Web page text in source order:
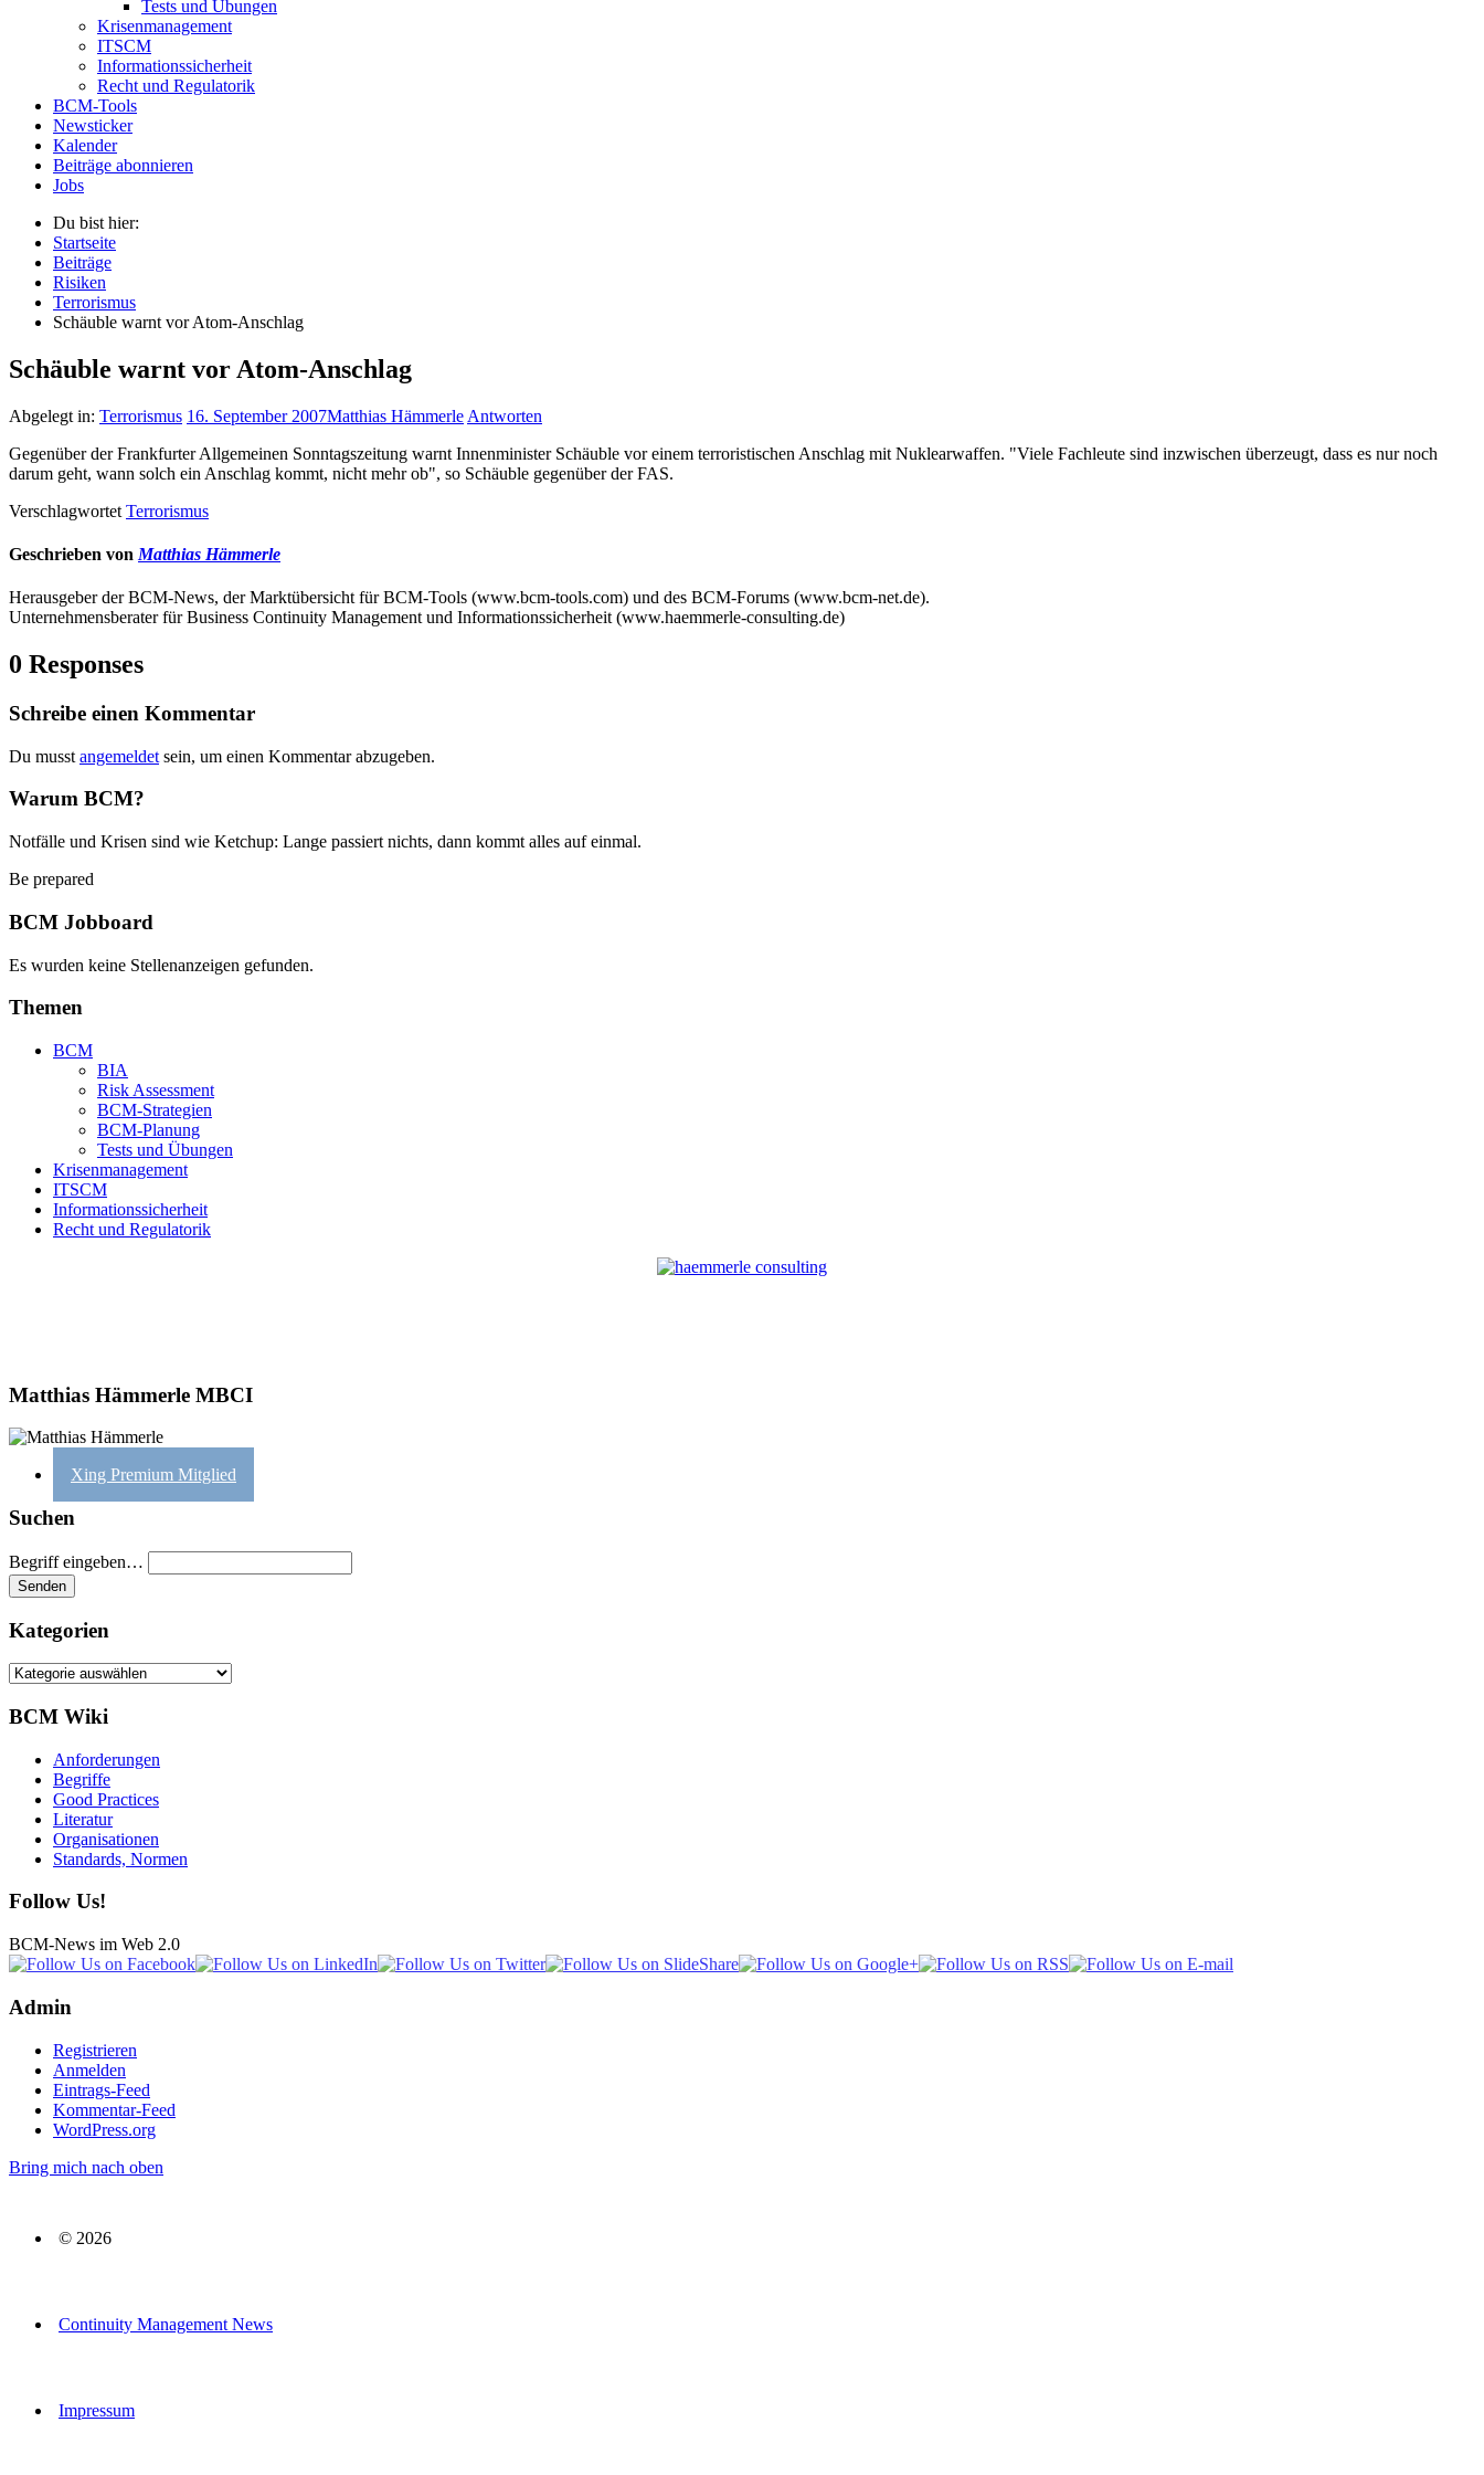
Tests und Übungen
Krisenmanagement
ITSCM
Informationssicherheit
Recht und Regulatorik
BCM-Tools
Newsticker
Kalender
Beiträge abonnieren
Jobs
Du bist hier:
Startseite
Beiträge
Risiken
Terrorismus
Schäuble warnt vor Atom-Anschlag
Schäuble warnt vor Atom-Anschlag
Abgelegt in: Terrorismus 16. September 2007Matthias Hämmerle Antworten
Gegenüber der Frankfurter Allgemeinen Sonntagszeitung warnt Innenminister Schäuble vor einem terroristischen Anschlag mit Nuklearwaffen. "Viele Fachleute sind inzwischen überzeugt, dass es nur noch
darum geht, wann solch ein Anschlag kommt, nicht mehr ob", so Schäuble gegenüber der FAS.
Verschlagwortet Terrorismus
Geschrieben von Matthias Hämmerle
Herausgeber der BCM-News, der Marktübersicht für BCM-Tools (www.bcm-tools.com) und des BCM-Forums (www.bcm-net.de).
Unternehmensberater für Business Continuity Management und Informationssicherheit (www.haemmerle-consulting.de)
0 Responses
Schreibe einen Kommentar
Du musst angemeldet sein, um einen Kommentar abzugeben.
Warum BCM?
Notfälle und Krisen sind wie Ketchup: Lange passiert nichts, dann kommt alles auf einmal.
Be prepared
BCM Jobboard
Es wurden keine Stellenanzeigen gefunden.
Themen
BCM
BIA
Risk Assessment
BCM-Strategien
BCM-Planung
Tests und Übungen
Krisenmanagement
ITSCM
Informationssicherheit
Recht und Regulatorik
Matthias Hämmerle MBCI
Xing Premium Mitglied
Suchen
Begriff eingeben…
Kategorien
Kategorien
BCM Wiki
Anforderungen
Begriffe
Good Practices
Literatur
Organisationen
Standards, Normen
Follow Us!
BCM-News im Web 2.0
Admin
Registrieren
Anmelden
Eintrags-Feed
Kommentar-Feed
WordPress.org
Bring mich nach oben
© 2026
Continuity Management News
Impressum